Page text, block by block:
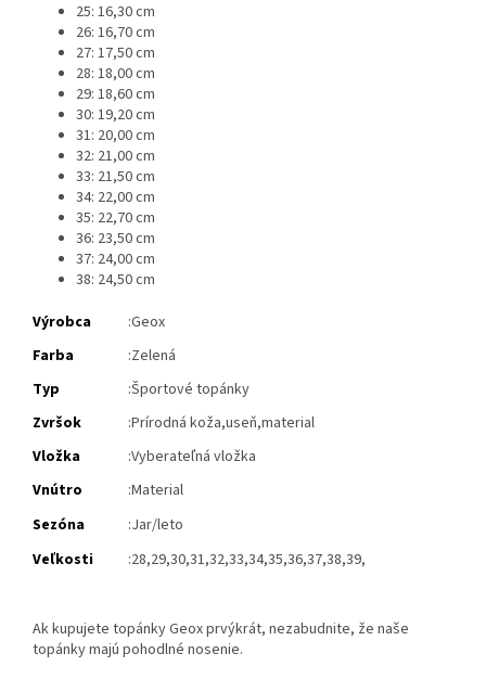
25: 16,30 cm
26: 16,70 cm
27: 17,50 cm
28: 18,00 cm
29: 18,60 cm
30: 19,20 cm
31: 20,00 cm
32: 21,00 cm
33: 21,50 cm
34: 22,00 cm
35: 22,70 cm
36: 23,50 cm
37: 24,00 cm
38: 24,50 cm
Výrobca
:Geox
Farba
:Zelená
Typ
:Športové topánky
Zvršok
:Prírodná koža,useň,material
Vložka
:Vyberateľná vložka
Vnútro
:Material
Sezóna
:Jar/leto
Veľkosti
:28,29,30,31,32,33,34,35,36,37,38,39,
Ak kupujete topánky Geox prvýkrát, nezabudnite, že naše
topánky majú pohodlné nosenie.